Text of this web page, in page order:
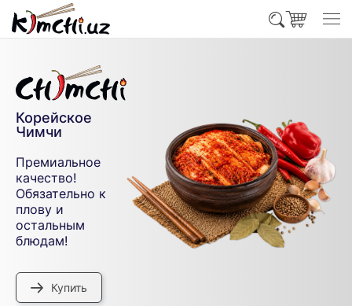
Лазджан –
острое
Аромат сычуаньского
перца, бадьяна,
зеленого лука и
имбиря раскроет
вкус любого блюда
Купить